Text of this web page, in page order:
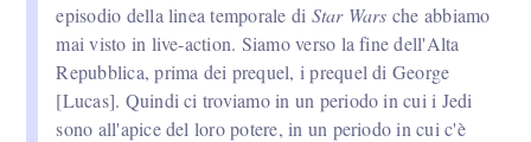
episodio della linea temporale di Star Wars che abbiamo
mai visto in live-action. Siamo verso la fine dell'Alta
Repubblica, prima dei prequel, i prequel di George
[Lucas]. Quindi ci troviamo in un periodo in cui i Jedi
sono all'apice del loro potere, in un periodo in cui c'è